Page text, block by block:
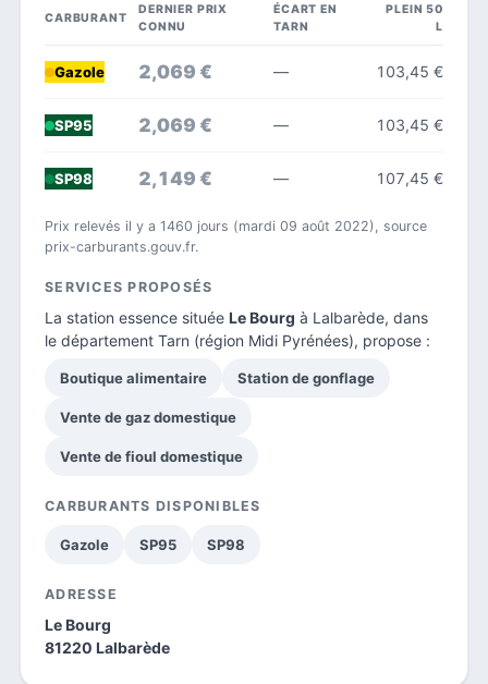
CARBURANT
DERNIER PRIX
CONNU
ÉCART EN
TARN
PLEIN 50
L
Gazole 2,069 € — 103,45 €
SP95 2,069 € — 103,45 €
SP98 2,149 € — 107,45 €
Prix relevés il y a 1460 jours (mardi 09 août 2022), source
prix-carburants.gouv.fr.
SERVICES PROPOSÉS
La station essence située Le Bourg à Lalbarède, dans
le département Tarn (région Midi Pyrénées), propose :
Boutique alimentaire Station de gonflage
Vente de gaz domestique
Vente de fioul domestique
CARBURANTS DISPONIBLES
Gazole SP95 SP98
ADRESSE
Le Bourg
81220 Lalbarède